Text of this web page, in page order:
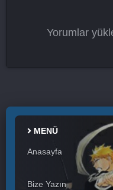
Darker than Black:
Darker than Black:
Darker than Black:
Yorumlar
MENÜ
Anasayfa
Bize Yazın